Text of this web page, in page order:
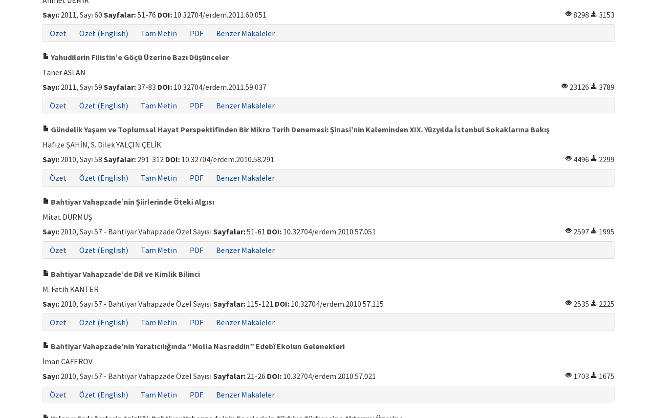
Sayı: 2011, Sayı 60 Sayfalar:51-76 DOI: 10.32704/erdem.2011.60.051 8298
3153
Özet
Özet (English) Tam Metin PDF Benzer Makaleler
Yahudilerin Filistin’e Göçü Üzerine Bazı Düşünceler
Taner ASLAN
Sayı: 2011, Sayı 59 Sayfalar:37-83 DOI: 10.32704/erdem.2011.59.037 23126
3789
Özet
Özet (English) Tam Metin PDF Benzer Makaleler
Gündelik Yaşam ve Toplumsal Hayat Perspektifinden Bir Mikro Tarih Denemesi: Şinasi’nin Kaleminden XIX. Yüzyılda İstanbul Sokaklarına Bakış
Hafize ŞAHİN, S. Dilek YALÇIN ÇELİK
Sayı: 2010, Sayı 58 Sayfalar: 291-312 DOI: 10.32704/erdem.2010.58.291 4496
2299
Özet
Özet (English) Tam Metin PDF Benzer Makaleler
Bahtiyar Vahapzade’nin Şiirlerinde Öteki Algısı
Mitat DURMUŞ
Sayı: 2010, Sayı 57 - Bahtiyar Vahapzade Özel Sayısı Sayfalar:51-61 DOI: 10.32704/erdem.2010.57.051 2597
1995
Özet
Özet (English) Tam Metin PDF Benzer Makaleler
Bahtiyar Vahapzade’de Dil ve Kimlik Bilinci
M. Fatih KANTER
Sayı: 2010, Sayı 57 - Bahtiyar Vahapzade Özel Sayısı Sayfalar: 115-121 DOI: 10.32704/erdem.2010.57.115 2535
2225
Özet
Özet (English) Tam Metin PDF Benzer Makaleler
Bahtiyar Vahapzade’nin Yaratıcılığında “Molla Nasreddin” Edebî Ekolun Gelenekleri
İman CAFEROV
Sayı: 2010, Sayı 57 - Bahtiyar Vahapzade Özel Sayısı Sayfalar: 21-26 DOI: 10.32704/erdem.2010.57.021 1703
1675
Özet
Özet (English) Tam Metin PDF Benzer Makaleler